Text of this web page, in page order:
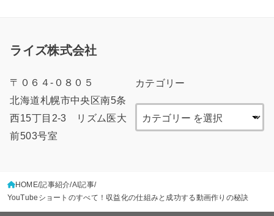
ライズ株式会社
カテゴリー
〒０６４-０８０５
北海道札幌市中央区南5条
西15丁目2-3 リズム医大
前503号室
HOME 記事紹介 AI記事
YouTubeショートのすべて！収益化の仕組みと成功する動画作りの秘訣